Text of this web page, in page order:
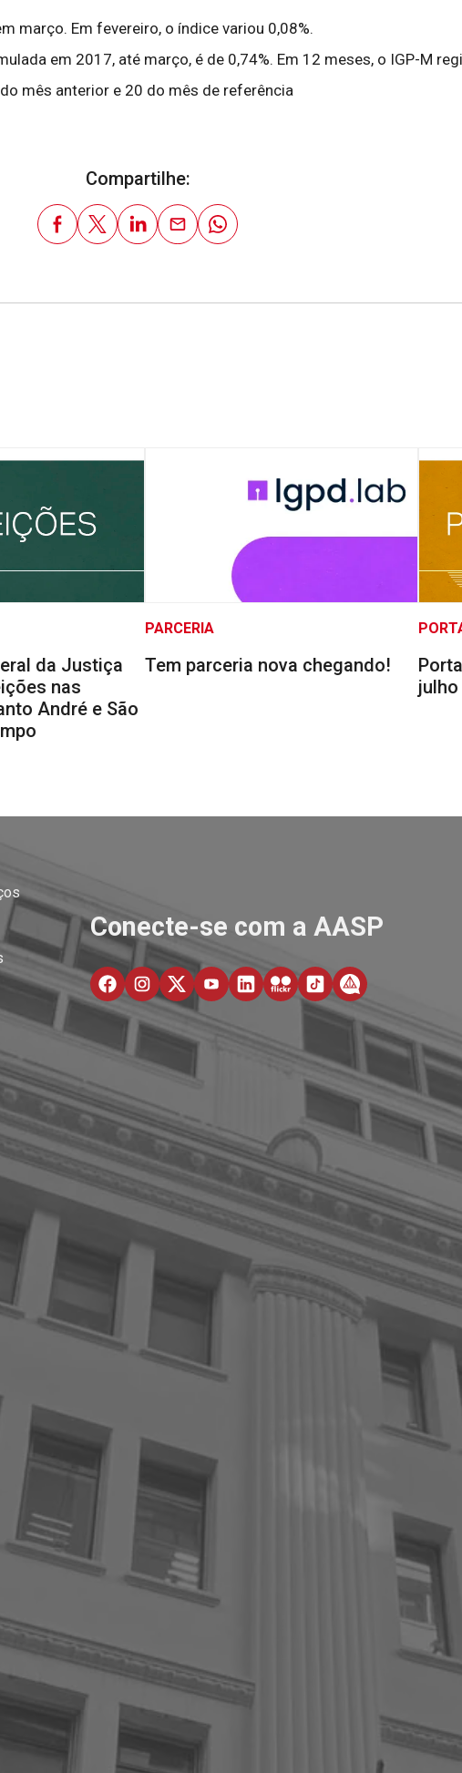
março. Em fevereiro, o índice variou 0,08%.
em 2017, até março, é de 0,74%. Em 12 meses, o IGP-M
mês anterior e 20 do mês de referência
Compartilhe:
da Justiça
nas
André e São
PARCERIA
Tem parceria nova chegando!
Conecte-se com a AASP